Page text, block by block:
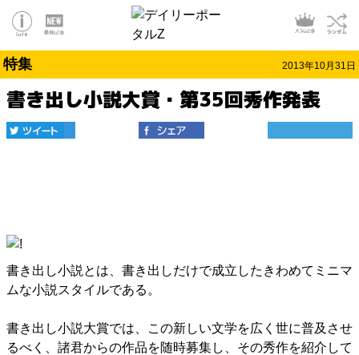
特集 2013年10月31日
書き出し小説大賞・第35回秀作発表
書き出し小説とは、書き出しだけで成立したきわめてミニマ
ムな小説スタイルである。
書き出し小説大賞では、この新しい文学を広く世に普及させ
るべく、諸君からの作品を随時募集し、その秀作を紹介して